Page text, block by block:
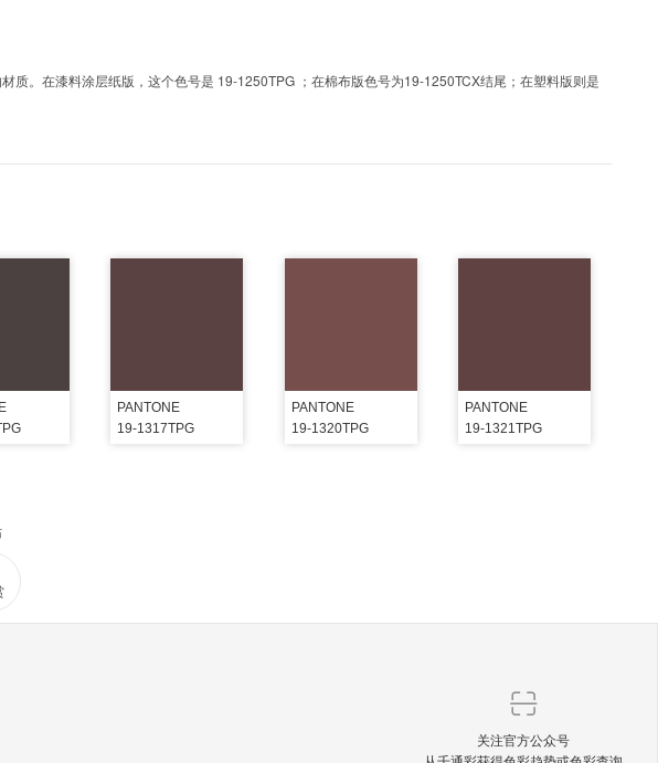
。在漆料涂层纸版，这个色号是 19-1250TPG ；在棉布版色号为19-1250TCX结尾；在塑料版则是
PANTONE
19-1317TPG
PANTONE
19-1320TPG
PANTONE
19-1321TPG
关注官方公众号